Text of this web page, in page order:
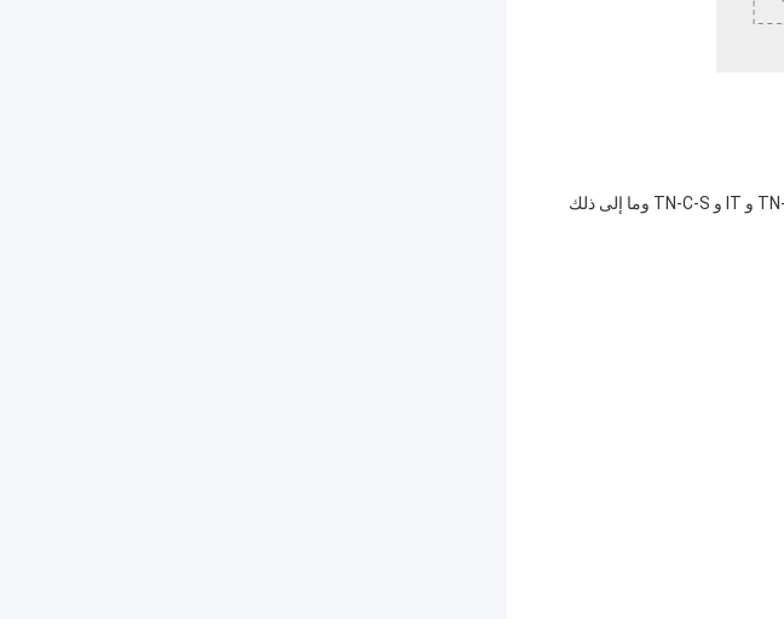
يستخدم برنامج SPD المتردد من سلسلة BR-40 بشكل مناسب في نظام إمدادات الطاقة TT و TN-S و TN-C و IT و TN-C-S وما إلى ذلك